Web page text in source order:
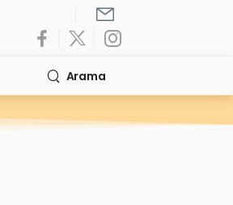
Arama